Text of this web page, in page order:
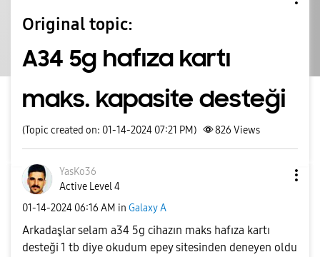
Original topic:
A34 5g hafıza kartı
maks. kapasite desteği
(Topic created on: 01-14-2024 07:21 PM) 826 Views
YasKo36
Active Level 4
‎01-14-2024 06:16 AM in Galaxy A
Arkadaşlar selam a34 5g cihazın maks hafıza kartı
desteği 1 tb diye okudum epey sitesinden deneyen oldu